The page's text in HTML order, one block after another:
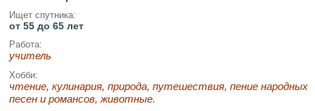
Ищет спутника:
от 55 до 65 лет
Работа:
учитель
Хобби:
чтение, кулинария, природа, путешествия, пение народных
песен и романсов, животные.